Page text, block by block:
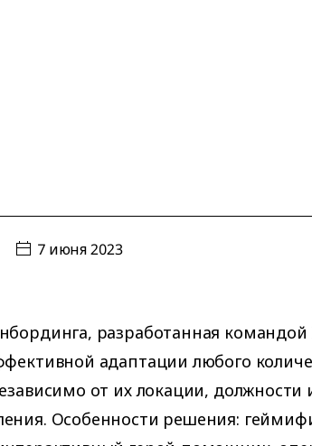
7 июня 2023
разработанная командой
адаптации любого
от их локации, должности
Особенности решения: